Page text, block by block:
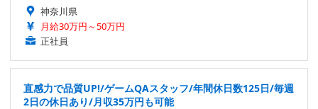
神奈川県
月給30万円～50万円
正社員
直感力で品質UP!/ゲームQAスタッフ/年間休日数125日/毎週
2日の休日あり/月収35万円も可能